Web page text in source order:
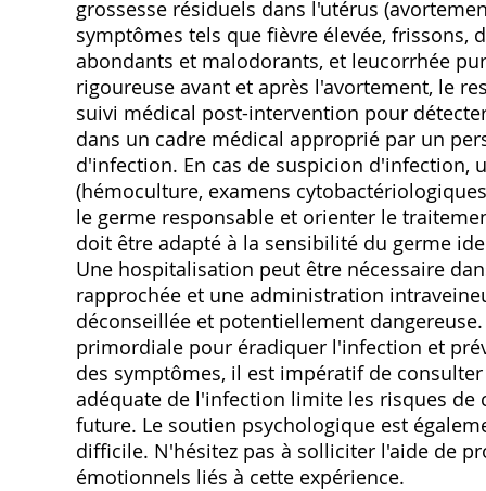
grossesse résiduels dans l'utérus
symptômes tels que fièvre élevée, frissons,
abondants et malodorants, et leucorrhée
rigoureuse avant et après l'avortement, le
suivi médical post-intervention pour
dans un cadre médical approprié par un
d'infection. En cas de suspicion d'infection,
(hémoculture, examens
le germe responsable et orienter le
doit être adapté à la sensibilité du germe
Une hospitalisation peut être nécessaire
rapprochée et une administration
déconseillée et potentiellement
primordiale pour éradiquer l'infection et
des symptômes, il est impératif de
adéquate de l'infection limite les risques
future. Le soutien psychologique est
difficile. N'hésitez pas à solliciter l'aide de
émotionnels liés à cette expérience.